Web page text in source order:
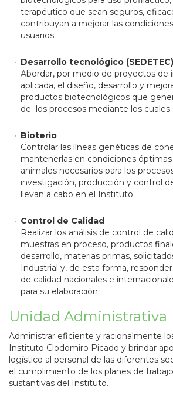
terapéutico que sean seguros,
contribuyan a mejorar las
usuarios.
Desarrollo tecnológico (SEDETEC)
Abordar, por medio de proyectos de
aplicada, el diseño, desarrollo y
productos biotecnológicos que
de los procesos mediante los cuales
Bioterio
Controlar las líneas genéticas de
mantenerlas en condiciones
animales necesarios para los
investigación, producción y control
llevan a cabo en el Instituto.
Control de Calidad
Realizar los análisis de control de
muestras en proceso, productos
desarrollo, materias primas,
Industrial y, de esta forma,
de calidad nacionales e
para su elaboración.
Unidad Administrativa
Administrar eficiente y racionalmente
Instituto Clodomiro Picado y brindar
logístico al personal de las diferentes
el cumplimiento de los planes de
sustantivas del Instituto.